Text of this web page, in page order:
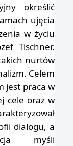
określić
ujęcia
w życiu
Tischner.
nurtów
Celem
jest praca w
cele oraz w
dialogu, a
myśli